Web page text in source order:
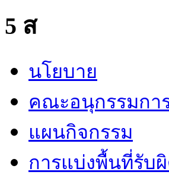
luxury
shop
5 ส
นโยบาย
คณะอนุกรรมกา
แผนกิจกรรม
การแบ่งพื้นที่รับ